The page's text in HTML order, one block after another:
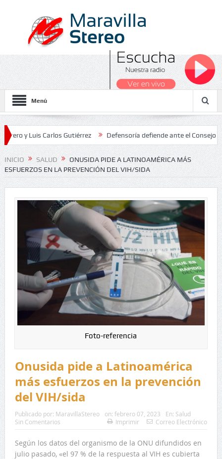
Menú
Carlos Gutiérrez Defensoría defiende ante el Consejo de
2026
INICIO SALUD
ONUSIDA PIDE A LATINOAMÉRICA MÁS
ESFUERZOS EN LA PREVENCIÓN DEL VIH/SIDA
Foto-referencia
Onusida pide a Latinoamérica
más esfuerzos en la prevención
del VIH/sida
Publicado por: MaravillaStereo on: febrero 07, 2023 En: Salud
Sin Comentarios
Imprimir Correo Electrónico
Según los datos del organismo de la ONU difundidos en
julio pasado, «el 97 % de la respuesta al VIH es cubierta